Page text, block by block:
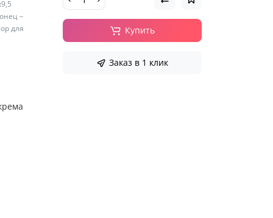
–
для
Купить
Заказ в 1 клик